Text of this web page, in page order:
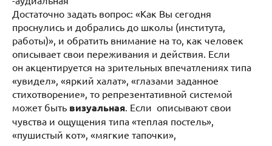
Достаточно задать вопрос: «Как Вы сегодня
проснулись и добрались до школы (института,
работы)», и обратить внимание на то, как человек
описывает свои переживания и действия. Если
он акцентируется на зрительных впечатлениях типа
«увидел», «яркий халат», «глазами заданное
стихотворение», то репрезентативной системой
может быть визуальная. Если описывают свои
чувства и ощущения типа «теплая постель»,
«пушистый кот», «мягкие тапочки»,